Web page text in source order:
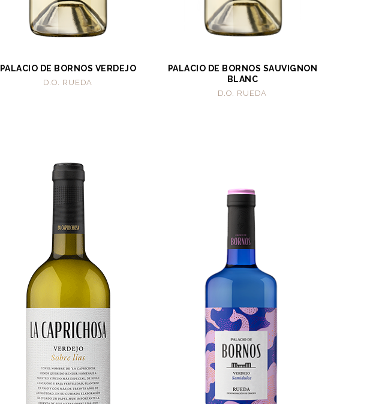
PALACIO DE BORNOS VERDEJO
D.O. RUEDA
PALACIO DE BORNOS SAUVIGNON
BLANC
D.O. RUEDA